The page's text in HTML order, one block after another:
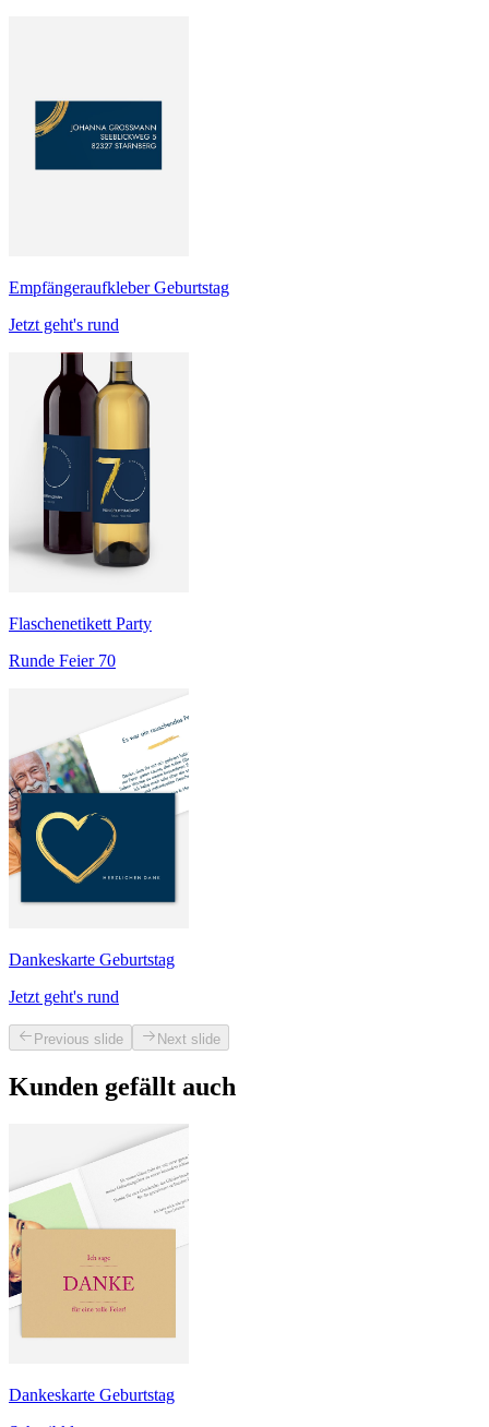
Empfängeraufkleber Geburtstag
Jetzt geht's rund
Flaschenetikett Party
Runde Feier 70
Dankeskarte Geburtstag
Jetzt geht's rund
Previous slide Next slide
Kunden gefällt auch
Dankeskarte Geburtstag